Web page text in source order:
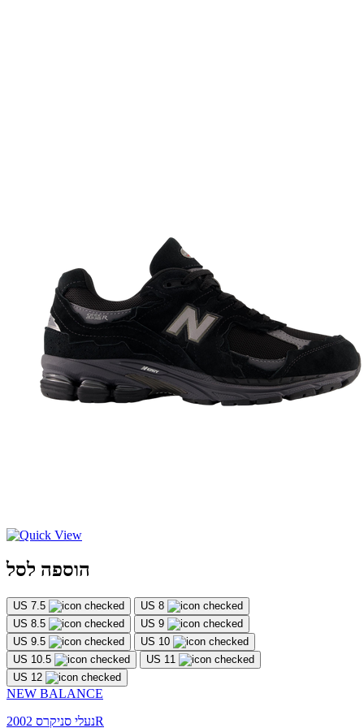
הוספה לסל
US 7.5
US 8
US 8.5
US 9
US 9.5
US 10
US 10.5
US 11
US 12
NEW BALANCE
נעלי סניקרס 2002R